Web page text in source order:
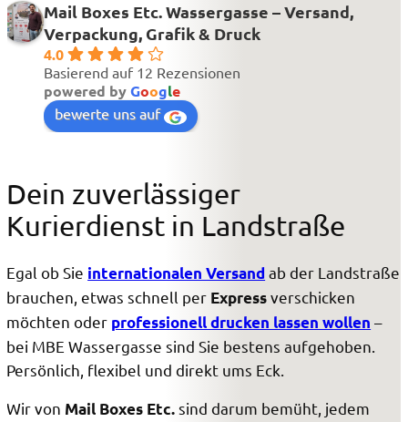
Mail Boxes Etc. Wassergasse – Versand,
Verpackung, Grafik & Druck
4.0
Basierend auf 12 Rezensionen
powered byGoogle
bewerte uns auf
Dein zuverlässiger
Kurierdienst in Landstraße
Egal ob Sie internationalen Versand ab der Landstraße
brauchen, etwas schnell per Expressverschicken
möchten oder professionell drucken lassen wollen –
bei MBE Wassergasse sind Sie bestens aufgehoben.
Persönlich, flexibel und direkt ums Eck.
Wir von Mail Boxes Etc.sind darum bemüht, jedem